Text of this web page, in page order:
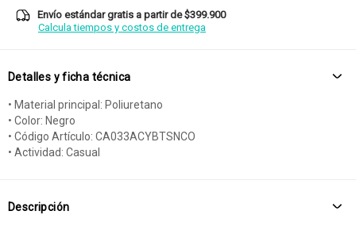
Envío estándar gratis a partir de $399.900
Calcula tiempos y costos de entrega
Detalles y ficha técnica
• Material principal: Poliuretano
• Color: Negro
• Código Artículo: CA033ACYBTSNCO
• Actividad: Casual
Descripción